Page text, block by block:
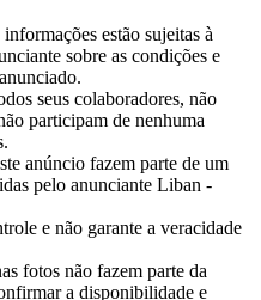
estão sujeitas à
sobre as condições e
seus colaboradores, não
participam de nenhuma
anúncio fazem parte de um
pelo anunciante Liban -
e não garante a veracidade
fotos não fazem parte da
a disponibilidade e